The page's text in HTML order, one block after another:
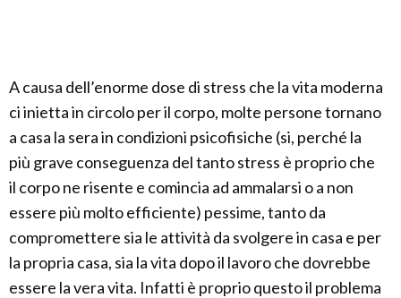
A causa dell’enorme dose di stress che la vita moderna
ci inietta in circolo per il corpo, molte persone tornano
a casa la sera in condizioni psicofisiche (si, perché la
più grave conseguenza del tanto stress è proprio che
il corpo ne risente e comincia ad ammalarsi o a non
essere più molto efficiente) pessime, tanto da
compromettere sia le attività da svolgere in casa e per
la propria casa, sia la vita dopo il lavoro che dovrebbe
essere la vera vita. Infatti è proprio questo il problema